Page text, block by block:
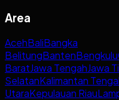
Area
AcehBaliBangka
BelitungBantenBengkulu
BaratJawa TengahJawa
SelatanKalimantan
UtaraKepulauan Riau